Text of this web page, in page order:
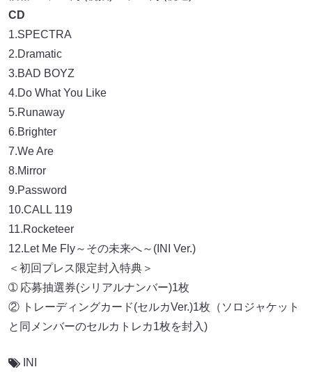
CD
1.SPECTRA
2.Dramatic
3.BAD BOYZ
4.Do What You Like
5.Runaway
6.Brighter
7.We Are
8.Mirror
9.Password
10.CALL 119
11.Rocketeer
12.Let Me Fly～その未来へ～(INI Ver.)
＜初回プレス限定封入特典＞
➀ 応募抽選券(シリアルナンバー)1枚
② トレーディングカード(セルカVer.)1枚（ソロジャケット
と同メンバーのセルカトレカ1枚を封入)
INI